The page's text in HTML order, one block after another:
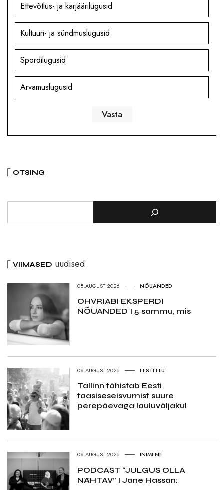
Ettevõtlus- ja karjäärilugusid
Kultuuri- ja sündmuslugusid
Spordilugusid
Arvamuslugusid
OTSING
VIIMASED uudised
08.AUGUST 2026 NÕUANDED
OHVRIABI EKSPERDI
NÕUANDED I 5 sammu, mis
08.AUGUST 2026 EESTI ELU
Tallinn tähistab Eesti
taasiseseisvumist suure
perepäevaga lauluväljakul
08.AUGUST 2026 INIMENE
PODCAST “JULGUS OLLA
NÄHTAV” I Jane Hassan: